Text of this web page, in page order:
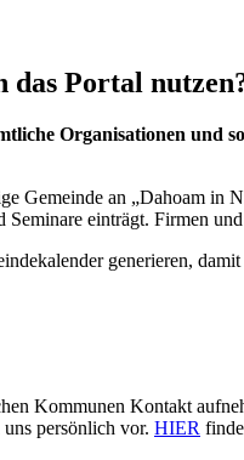
das Portal
Organisationen und
Gemeinde an „Dahoam
einträgt. Firmen
generieren,
Kommunen Kontakt
persönlich vor. HIER